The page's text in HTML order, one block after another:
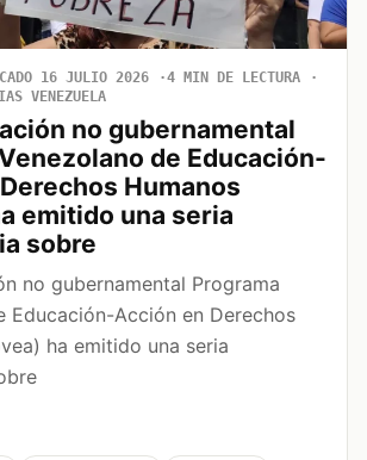
16 JULIO 2026
4 MIN DE LECTURA
VENEZUELA
no gubernamental
de Educación-
Humanos
emitido una seria
sobre
no gubernamental Programa
Educación-Acción en Derechos
ha emitido una seria